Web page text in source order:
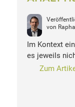
von
Im Kontext
es jeweils
Zum